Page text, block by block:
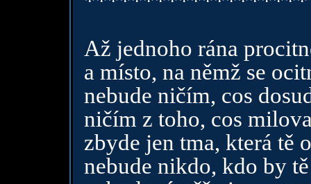
Až jednoho rána
a místo, na němž se
nebude ničím, cos
ničím z toho, cos
zbyde jen tma, která tě
nebude nikdo, kdo by